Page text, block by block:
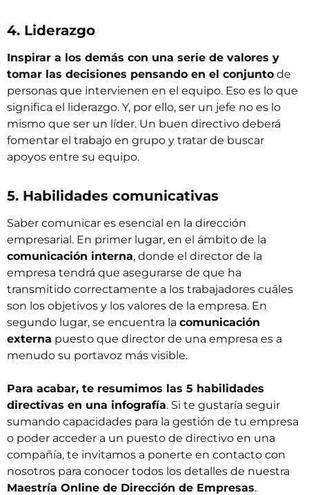
4. Liderazgo
Inspirar a los demás con una serie de valores y
tomar las decisiones pensando en el conjunto de
personas que intervienen en el equipo. Eso es lo que
significa el liderazgo. Y, por ello, ser un jefe no es lo
mismo que ser un líder. Un buen directivo deberá
fomentar el trabajo en grupo y tratar de buscar
apoyos entre su equipo.
5. Habilidades comunicativas
Saber comunicar es esencial en la dirección
empresarial. En primer lugar, en el ámbito de la
comunicación interna, donde el director de la
empresa tendrá que asegurarse de que ha
transmitido correctamente a los trabajadores cuáles
son los objetivos y los valores de la empresa. En
segundo lugar, se encuentra la comunicación
externa puesto que director de una empresa es a
menudo su portavoz más visible.
Para acabar, te resumimos las 5 habilidades
directivas en una infografía. Si te gustaría seguir
sumando capacidades para la gestión de tu empresa
o poder acceder a un puesto de directivo en una
compañía, te invitamos a ponerte en contacto con
nosotros para conocer todos los detalles de nuestra
Maestría Online de Dirección de Empresas.